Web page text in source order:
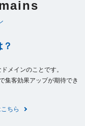
メインのことです。
集客効果アップが期待でき
ちら